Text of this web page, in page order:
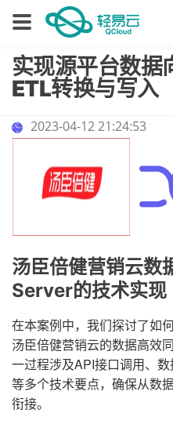
实现源平台数
ETL转换与写入
2023-04-12 21:24:53
汤臣倍健营销云数
Server的技术实现
在本案例中，我们探讨了如
汤臣倍健营销云的数据高效
一过程涉及API接口调用、
等多个技术要点，确保从数
衔接。